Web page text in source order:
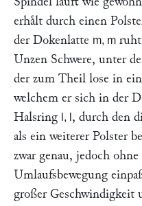
erhaͤlt durch einen
der Dokenlatte m, m
Unzen Schwere, unter
der zum Theil lose in
welchem er sich in der
Halsring l, l , durch den
als ein weiterer Polster
zwar genau, jedoch
Umlaufsbewegung
großer Geschwindigkeit